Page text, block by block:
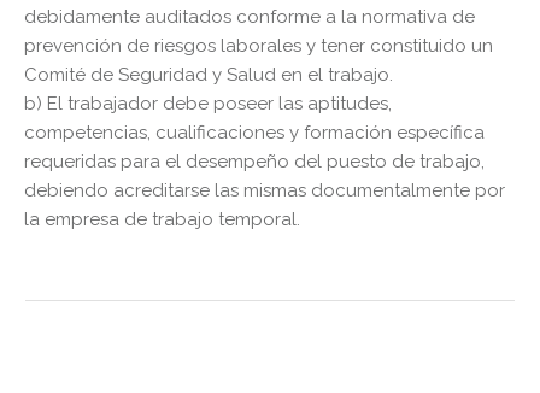
debidamente auditados conforme a la normativa de
prevención de riesgos laborales y tener constituido un
Comité de Seguridad y Salud en el trabajo.
b) El trabajador debe poseer las aptitudes,
competencias, cualificaciones y formación específica
requeridas para el desempeño del puesto de trabajo,
debiendo acreditarse las mismas documentalmente por
la empresa de trabajo temporal.